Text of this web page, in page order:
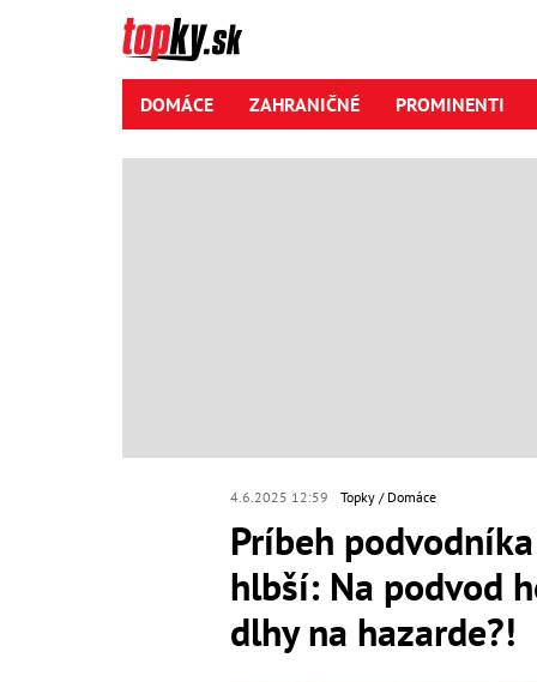
DOMÁCE ZAHRANIČNÉ PROMINENTI
4.6.2025 12:59 Topky Domáce
Príbeh
hlbší: Na podvod
dlhy na hazarde?!